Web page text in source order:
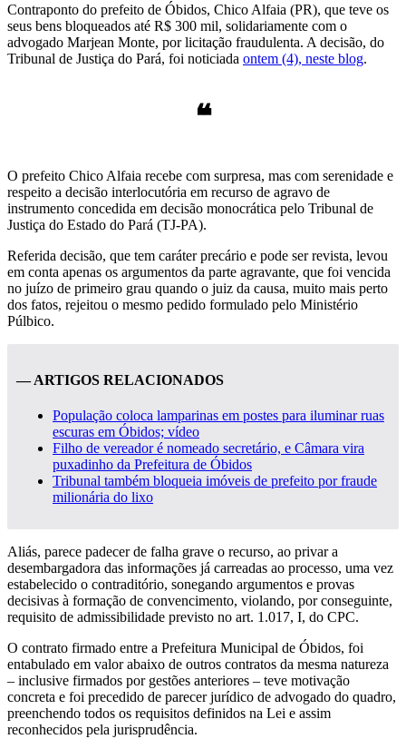
Contraponto do prefeito de Óbidos, Chico Alfaia (PR), que teve os
seus bens bloqueados até R$ 300 mil, solidariamente com o
advogado Marjean Monte, por licitação fraudulenta. A decisão, do
Tribunal de Justiça do Pará, foi noticiada ontem (4), neste blog.
❝
O prefeito Chico Alfaia recebe com surpresa, mas com serenidade e
respeito a decisão interlocutória em recurso de agravo de
instrumento concedida em decisão monocrática pelo Tribunal de
Justiça do Estado do Pará (TJ-PA).
Referida decisão, que tem caráter precário e pode ser revista, levou
em conta apenas os argumentos da parte agravante, que foi vencida
no juízo de primeiro grau quando o juiz da causa, muito mais perto
dos fatos, rejeitou o mesmo pedido formulado pelo Ministério
Púlbico.
— ARTIGOS RELACIONADOS
População coloca lamparinas em postes para iluminar ruas
escuras em Óbidos; vídeo
Filho de vereador é nomeado secretário, e Câmara vira
puxadinho da Prefeitura de Óbidos
Tribunal também bloqueia imóveis de prefeito por fraude
milionária do lixo
Aliás, parece padecer de falha grave o recurso, ao privar a
desembargadora das informações já carreadas ao processo, uma vez
estabelecido o contraditório, sonegando argumentos e provas
decisivas à formação de convencimento, violando, por conseguinte,
requisito de admissibilidade previsto no art. 1.017, I, do CPC.
O contrato firmado entre a Prefeitura Municipal de Óbidos, foi
entabulado em valor abaixo de outros contratos da mesma natureza
– inclusive firmados por gestões anteriores – teve motivação
concreta e foi precedido de parecer jurídico de advogado do quadro,
preenchendo todos os requisitos definidos na Lei e assim
reconhecidos pela jurisprudência.